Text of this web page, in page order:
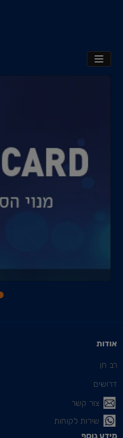
TOGGLE NAVIGATION
אודות
רב חן
דרושים
צור קשר
שירות לקוחות